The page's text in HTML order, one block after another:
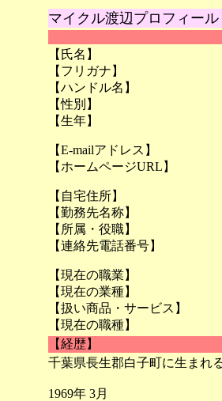
マイクル渡辺プロフィール
【氏名】
【フリガナ】
【ハンドル名】
【性別】
【生年】
【E-mailアドレス】
【ホームページURL】
【自宅住所】
【勤務先名称】
【所属・役職】
【連絡先電話番号】
【現在の職業】
【現在の業種】
【扱い商品・サービス】
【現在の職種】
【経歴】
千葉県長生郡白子町に生まれ
1969年 3月